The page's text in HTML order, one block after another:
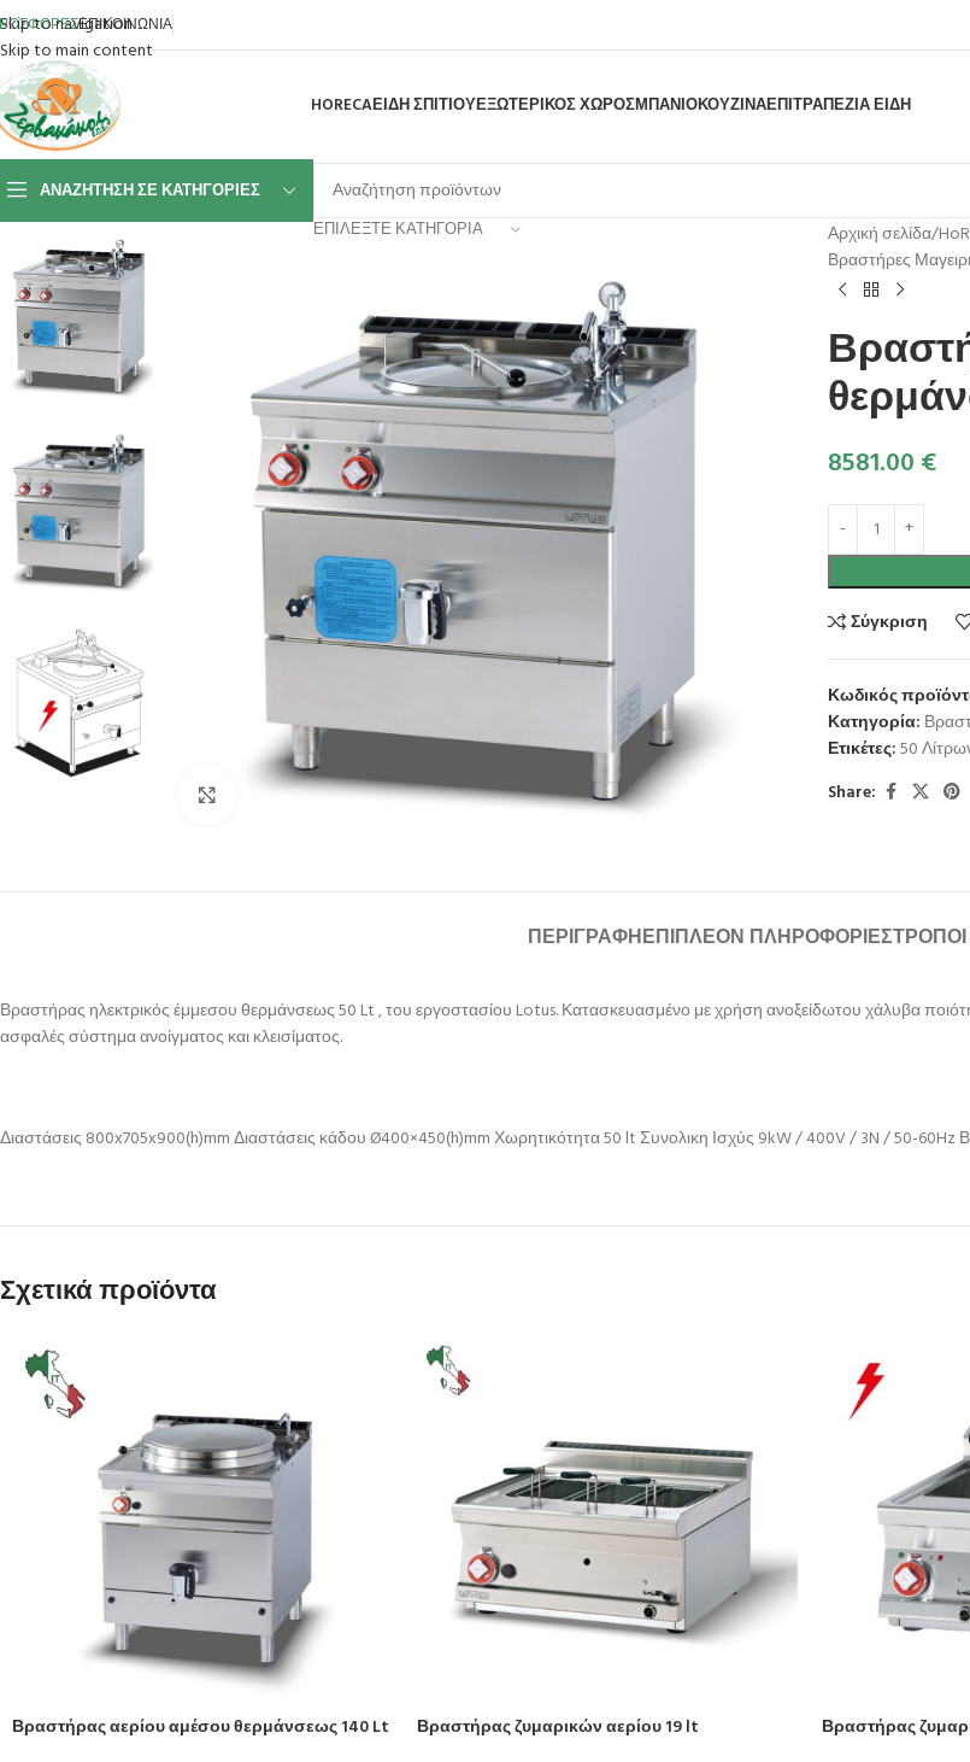
Skip to navigation
Skip to main content
ΕΠΙΚΟΙΝΩΝΙΑ
HORECAΕΙΔΗ ΣΠΙΤΙΟΥΕΞΩΤΕΡΙΚΟΣ ΧΩΡΟΣΜΠΆΝΙΟΚΟΥΖΊΝΑΕΠΙΤΡΑΠΈΖΙΑ ΕΊΔΗ
ΑΝΑΖΉΤΗΣΗ ΣΕ ΚΑΤΗΓΟΡΊΕΣ
ΕΠΙΛΈΞΤΕ ΚΑΤΗΓΟΡΊΑ
Κλικ για μεγέθυνση
Αρχική σελίδα
Βραστήρες
8581.00 €
Σύγκριση
Κωδικός
Κατηγορία:
Ετικέτες:50
Share:
ΠΕΡΙΓΡΑΦΉΕΠΙΠΛΈΟΝ ΠΛΗΡΟΦΟΡΊΕΣ
Βραστήρας ηλεκτρικός έμμεσου θερμάνσεως 50 Lt , του εργοστασίου Lotus. Κατασκευασμένο με χρήση ανοξείδωτου χάλυβα
ασφαλές σύστημα ανοίγματος και κλεισίματος.
Διαστάσεις 800x705x900(h)mm Διαστάσεις κάδου Ø400×450(h)mm Χωρητικότητα 50 lt Συνολικη Ισχύς 9kW / 400V / 3N / 50-60Hz
Σχετικά προϊόντα
Βραστήρας αερίου αμέσου θερμάνσεως 140 Lt
Βραστήρας ζυμαρικών αερίου 19 lt
Βραστήρας